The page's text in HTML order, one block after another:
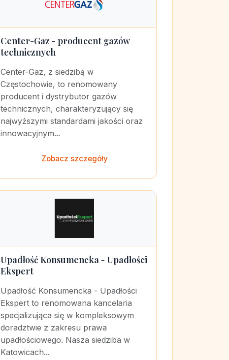
Center-Gaz - producent gazów
technicznych
Center-Gaz, z siedzibą w
Częstochowie, to renomowany
producent i dystrybutor gazów
technicznych, charakteryzujący się
najwyższymi standardami jakości oraz
innowacyjnym...
Zobacz szczegóły
Upadłość Konsumencka - Upadłości
Ekspert
Upadłość Konsumencka - Upadłości
Ekspert to renomowana kancelaria
specjalizująca się w kompleksowym
doradztwie z zakresu prawa
upadłościowego. Nasza siedziba w
Katowicach...